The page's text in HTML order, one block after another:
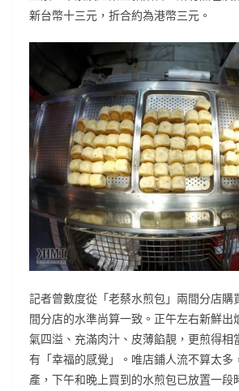
新台幣十三元，折合約為港幣三元。
記者曾數度從「老蔡水煎包」兩間分店購
間分店的水準尚算一致。正午左右新鮮出
氣四溢、充滿肉汁、皮薄餡靚，更煎得相
有「幸福的感覺」。唯店鋪人流不算太多
產，下午和晚上買到的水煎包已放置一段